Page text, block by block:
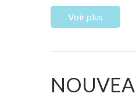
Voir plus